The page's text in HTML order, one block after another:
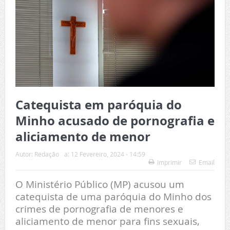
Catequista em paróquia do
Minho acusado de pornografia e
aliciamento de menor
Autor: Redação a: 12 Fevereiro, 2024 - 14:59
Imprimir
Email
O Ministério Público (MP) acusou um
catequista de uma paróquia do Minho dos
crimes de pornografia de menores e
aliciamento de menor para fins sexuais,